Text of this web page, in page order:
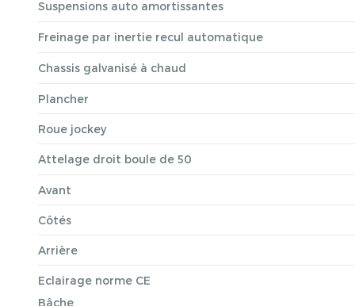
Suspensions auto amortissantes
Freinage par inertie recul automatique
Chassis galvanisé à chaud
Plancher
Roue jockey
Attelage droit boule de 50
Avant
Côtés
Arrière
Eclairage norme CE
Bâche